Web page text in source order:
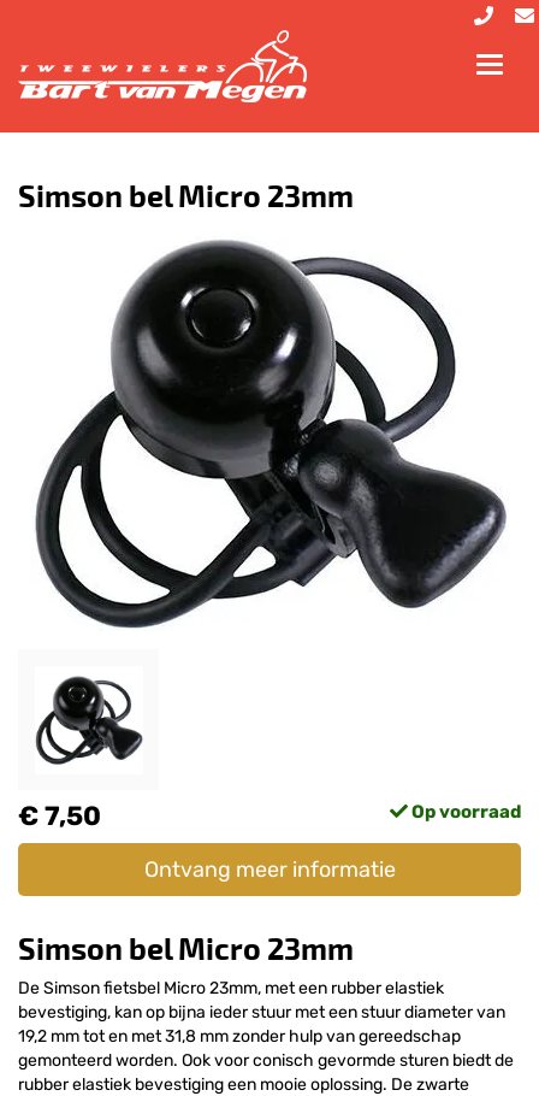
Simson bel Micro 23mm
€ 7,50 Op voorraad
Ontvang meer informatie
Simson bel Micro 23mm
De Simson fietsbel Micro 23mm, met een rubber elastiek
bevestiging, kan op bijna ieder stuur met een stuur diameter van
19,2 mm tot en met 31,8 mm zonder hulp van gereedschap
gemonteerd worden. Ook voor conisch gevormde sturen biedt de
rubber elastiek bevestiging een mooie oplossing. De zwarte